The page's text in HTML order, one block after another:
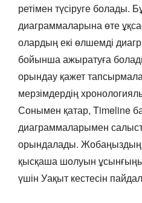
ретімен түсіруге болады.
диаграммаларына өте
олардың екі өлшемді
бойынша ажыратуға
орындау қажет
мерзімдердің
Сонымен қатар, Timeline
диаграммаларымен
орындалады. Жобаңыздың
қысқаша шолуын
үшін Уақыт кестесін